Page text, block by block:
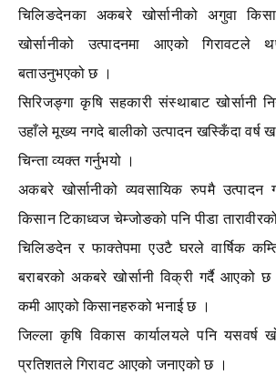
चिलिङदेनका अकबरे खोर्सानीको अगुवा
खोर्सानीको उत्पादनमा आएको गिरावटले
बताउनुभएको छ ।
सिरिजङ्गा कृषि सहकारी संस्थाबाट खोर्सानी
उहाँले मूख्य नगदे बालीको उत्पादन खस्किँदा वर्ष
चिन्ता व्यक्त गर्नुभयो ।
अकबरे खोर्सानीको व्यवसायिक रुपमै उत्पादन
किसान टिकाध्वज चेम्जोङको पनि पीडा
चिलिङदेन र फाक्तेपमा एउटै घरले वार्षिक
बराबरको अकबरे खोर्सानी विक्री गर्दै आएको
कमी आएको किसानहरुको भनाई छ ।
जिल्ला कृषि विकास कार्यालयले पनि यसवर्ष
प्रतिशतले गिरावट आएको जनाएको छ ।